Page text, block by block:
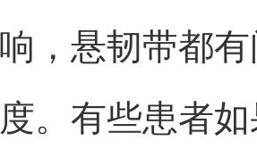
，悬韧带都
。有些患者